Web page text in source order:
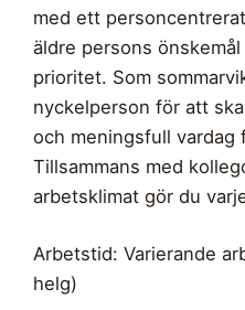
med ett
äldre persons
prioritet. Som
nyckelperson för att
och meningsfull vardag
Tillsammans med
arbetsklimat gör du
Arbetstid: Varierande
helg)